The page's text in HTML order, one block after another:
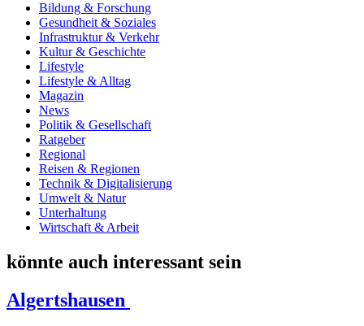
Bildung & Forschung
Gesundheit & Soziales
Infrastruktur & Verkehr
Kultur & Geschichte
Lifestyle
Lifestyle & Alltag
Magazin
News
Politik & Gesellschaft
Ratgeber
Regional
Reisen & Regionen
Technik & Digitalisierung
Umwelt & Natur
Unterhaltung
Wirtschaft & Arbeit
könnte auch interessant sein
Algertshausen